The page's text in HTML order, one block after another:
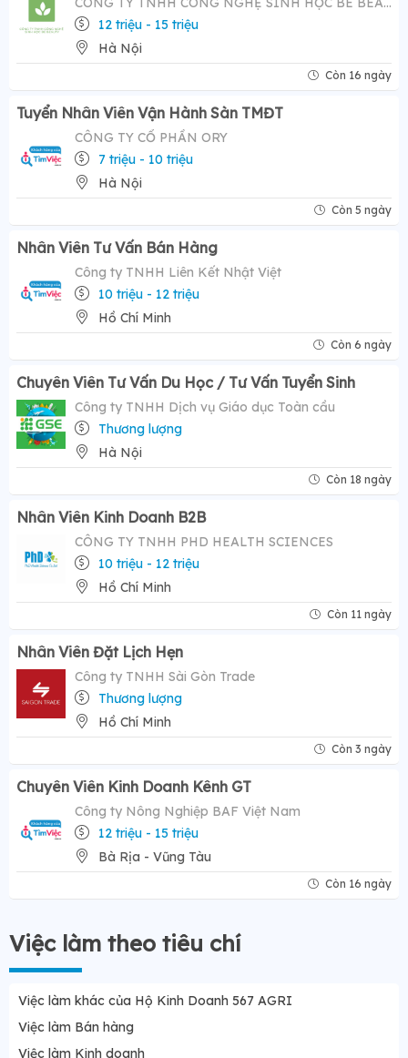
12 triệu - 15 triệu
Hà Nội
Còn 16 ngày
Tuyển Nhân Viên Vận Hành Sàn TMĐT
CÔNG TY CỔ PHẦN ORY
7 triệu - 10 triệu
Hà Nội
Còn 5 ngày
Nhân Viên Tư Vấn Bán Hàng
Công ty TNHH Liên Kết Nhật Việt
10 triệu - 12 triệu
Hồ Chí Minh
Còn 6 ngày
Chuyên Viên Tư Vấn Du Học / Tư Vấn Tuyển Sinh
Công ty TNHH Dịch vụ Giáo dục Toàn cầu
Thương lượng
Hà Nội
Còn 18 ngày
Nhân Viên Kinh Doanh B2B
CÔNG TY TNHH PHD HEALTH SCIENCES
10 triệu - 12 triệu
Hồ Chí Minh
Còn 11 ngày
Nhân Viên Đặt Lịch Hẹn
Công ty TNHH Sài Gòn Trade
Thương lượng
Hồ Chí Minh
Còn 3 ngày
Chuyên Viên Kinh Doanh Kênh GT
Công ty Nông Nghiệp BAF Việt Nam
12 triệu - 15 triệu
Bà Rịa - Vũng Tàu
Còn 16 ngày
Việc làm theo tiêu chí
Việc làm khác của Hộ Kinh Doanh 567 AGRI
Việc làm Bán hàng
Việc làm Kinh doanh